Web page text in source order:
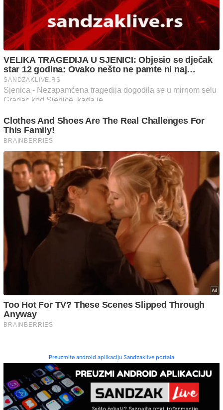
Preuzmite android aplikaciju Sandzaklive portala